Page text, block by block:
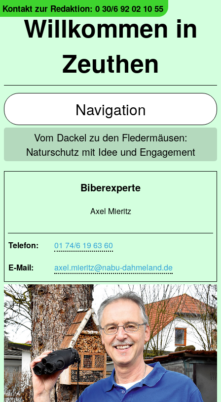
Willkommen in
Zeuthen
Kontakt zur Redaktion: 0 30/6 92 02 10 55
Navigation
Vom Dackel zu den Fledermäusen:
Naturschutz mit Idee und Engagement
Biberexperte
Axel Mieritz
Telefon:
01 74/6 19 63 60
E-Mail:
axel.mieritz@nabu-dahmeland.de